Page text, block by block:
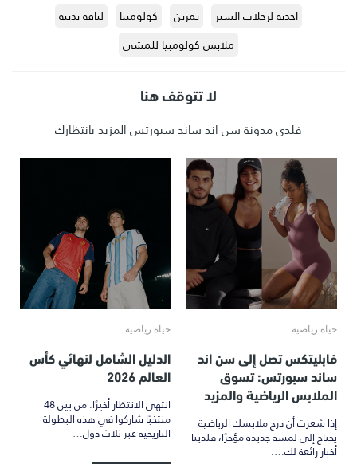
احذية لرحلات السير
تمرين كولومبيا
لياقة بدنية
ملابس كولومبيا للمشي
لا تتوقف هنا
فلدى مدونة سن اند ساند سبورتس المزيد بانتظارك
حياة رياضية
فابليتكس تصل إلى سن اند
ساند سبورتس: تسوق
الملابس الرياضية والمزيد
إذا شعرت أن درج ملابسك الرياضية
يحتاج إلى لمسة جديدة مؤخرًا، فلدينا
أخبار رائعة لك….
حياة رياضية
الدليل الشامل لنهائي كأس
العالم 2026
انتهى الانتظار أخيرًا. من بين 48
منتخبًا شاركوا في هذه البطولة
التاريخية عبر ثلاث دول…